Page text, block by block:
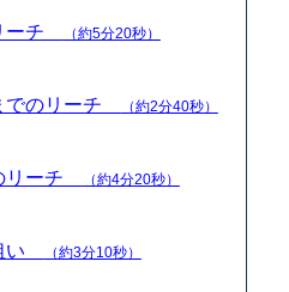
ーチ （約5分20秒）
でのリーチ （約2分40秒）
リーチ （約4分20秒）
い （約3分10秒）